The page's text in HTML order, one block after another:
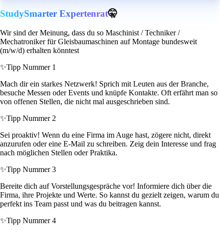
StudySmarter Expertenrat🤫
Wir sind der Meinung, dass du so Maschinist / Techniker /
Mechatroniker für Gleisbaumaschinen auf Montage bundesweit
(m/w/d) erhalten könntest
✨Tipp Nummer 1
Mach dir ein starkes Netzwerk! Sprich mit Leuten aus der Branche,
besuche Messen oder Events und knüpfe Kontakte. Oft erfährt man so
von offenen Stellen, die nicht mal ausgeschrieben sind.
✨Tipp Nummer 2
Sei proaktiv! Wenn du eine Firma im Auge hast, zögere nicht, direkt
anzurufen oder eine E-Mail zu schreiben. Zeig dein Interesse und frag
nach möglichen Stellen oder Praktika.
✨Tipp Nummer 3
Bereite dich auf Vorstellungsgespräche vor! Informiere dich über die
Firma, ihre Projekte und Werte. So kannst du gezielt zeigen, warum du
perfekt ins Team passt und was du beitragen kannst.
✨Tipp Nummer 4